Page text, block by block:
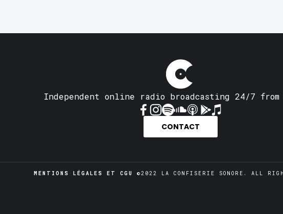
Independent online radio broadcasting 24/7 from
CONTACT
MENTIONS LÉGALES ET CGU ©2022 LA CONFISERIE SONORE. ALL